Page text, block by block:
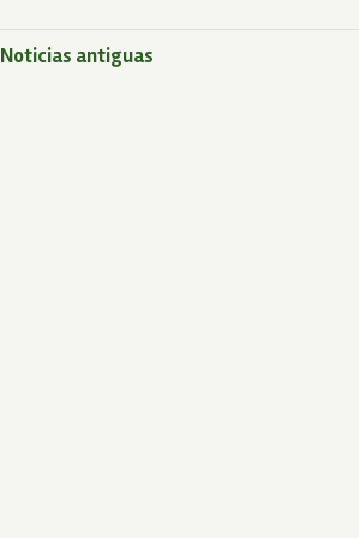
Noticias antiguas